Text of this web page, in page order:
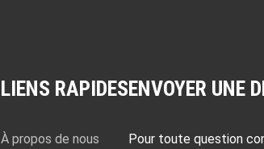
LIENS RAPIDES
À propos de nous
ENVOYER UNE
Pour toute question